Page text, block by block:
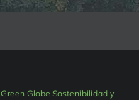
Green Globe Sostenibilidad y